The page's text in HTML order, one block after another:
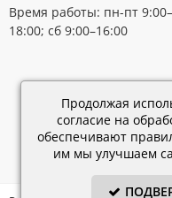
Время работы: пн-пт 9:00–
18:00; сб 9:00–16:00
Продолжая
согласие на
обеспечивают
им мы улучшаем